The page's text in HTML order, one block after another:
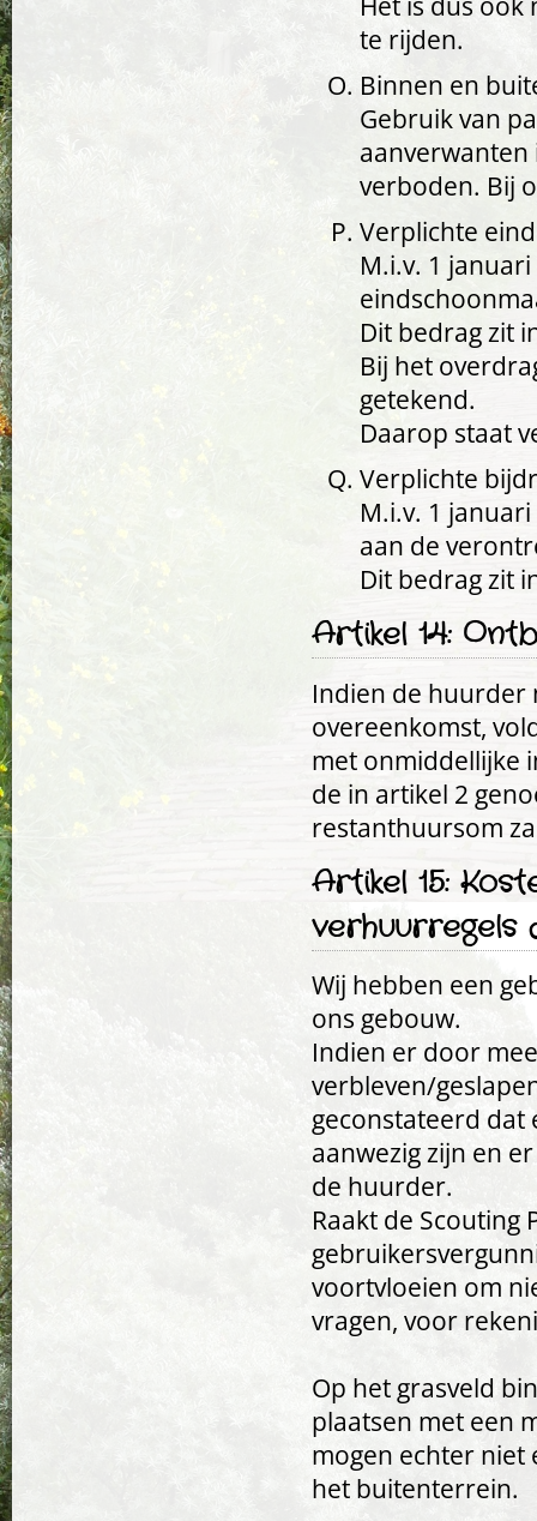
te rijden.
Binnen en
Gebruik van
aanverwanten
verboden. Bij
Verplichte
M.i.v. 1
Dit bedrag zit
Bij het
getekend.
Daarop staat
Verplichte
M.i.v. 1
aan de
Dit bedrag zit
Artikel 14:
Indien de huurder
overeenkomst,
met onmiddellijke
de in artikel 2
restanthuursom
Artikel 15:
Wij hebben een
ons gebouw.
Indien er door
verbleven/
geconstateerd dat
aanwezig zijn en
de huurder.
Raakt de
voortvloeien om
vragen, voor
Op het grasveld
plaatsen met een
mogen echter niet
het buitenterrein.